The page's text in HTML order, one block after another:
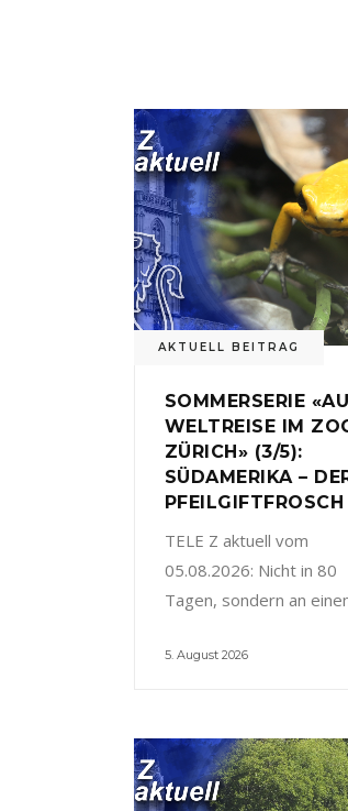
AKTUELL BEITRAG
SOMMERSERIE
WELTREISE IM
ZÜRICH» (3/5):
SÜDAMERIKA –
PFEILGIFTFROSCH
TELE Z aktuell vom
05.08.2026: Nicht in 80
Tagen, sondern an
5. August 2026